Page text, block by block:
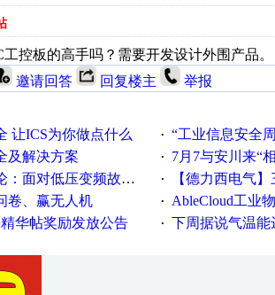
控板的高手吗？需要开发设计外围产品。
邀请回答 回复楼主 举报
让ICS为你做点什么 · “工业信息安全周之我见”
及解决方案 · 7月7与安川来“
变频故障，老手是这样解决的！ · 【德力西电气】三
卷、赢无人机 · AbleCloud工业物联
华帖奖励发放公告 · 下周据说气温能